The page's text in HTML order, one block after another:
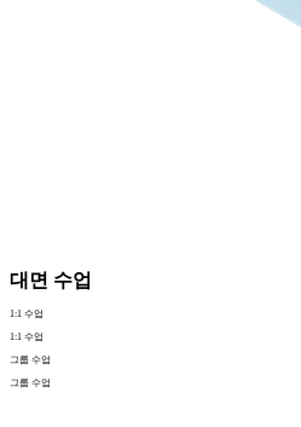
대면 수업
1:1 수업
1:1 수업
그룹 수업
그룹 수업